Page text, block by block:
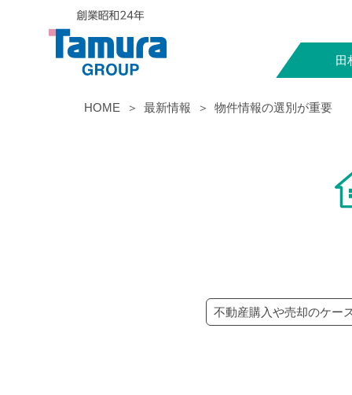
田
HOME 最新情報 物件情報の選別が重要
不動産購入や売却のケー